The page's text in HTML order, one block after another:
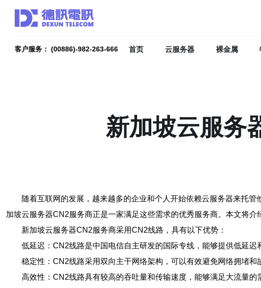
客户服务： (00886)-982-263-666 首页 云服务器 裸金属
新加坡云服务
随着互联网的发展，越来越多的企业和个人开始依赖云服务器来托
加坡云服务器CN2服务商正是一家满足这些需求的优秀服务商。本文将介
新加坡云服务器CN2服务商采用CN2线路，具有以下优势：
低延迟：CN2线路是中国电信自主研发的国际专线，能够提供低延迟
稳定性：CN2线路采用双向主干网络架构，可以有效避免网络拥堵和
高效性：CN2线路具有较高的吞吐量和传输速度，能够满足大流量的